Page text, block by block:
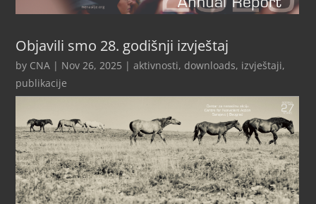
Objavili smo 28. godišnji izvještaj
by CNA | Nov 26, 2025 |aktivnosti, downloads, izvještaji,
publikacije